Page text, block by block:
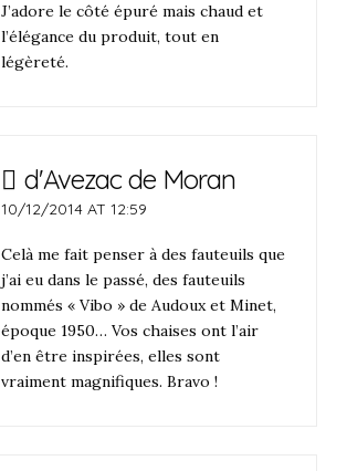
J’adore le côté épuré mais chaud et
l’élégance du produit, tout en
légèreté.
d'Avezac de Moran
10/12/2014 AT 12:59
Celà me fait penser à des fauteuils que
j’ai eu dans le passé, des fauteuils
nommés « Vibo » de Audoux et Minet,
époque 1950… Vos chaises ont l’air
d’en être inspirées, elles sont
vraiment magnifiques. Bravo !